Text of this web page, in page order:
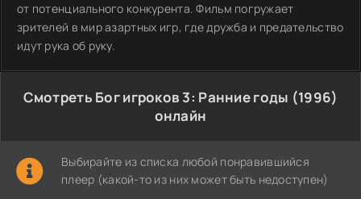
от потенциального конкурента. Фильм погружает
зрителей в мир азартных игр, где дружба и предательство
идут рука об руку.
Смотреть Бог игроков 3: Ранние годы (1996)
онлайн
Выбирайте из списка любой понравившийся
плеер (какой-то из них может быть недоступен)